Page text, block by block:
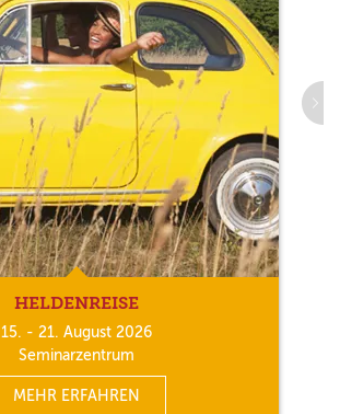
HELDENREISE
15. - 21. August 2026
Seminarzentrum
MEHR ERFAHREN